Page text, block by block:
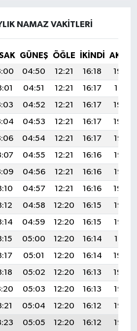
NAMAZ VAKITLERI
GÜNEŞ ÖĞLE İKINDI
04:50 12:21 16:18
19:42
04:51 12:21 16:17
19:41
04:52 12:21 16:17
19:40
04:53 12:21 16:17
19:39
04:54 12:21 16:17
19:38
04:55 12:21 16:16
19:37
04:56 12:21 16:16
19:36
04:57 12:21 16:16
19:34
04:58 12:20 16:15
19:33
04:59 12:20 16:15
19:32
05:00 12:20 16:14
19:31
05:01 12:20 16:14
19:30
05:02 12:20 16:13
19:29
05:03 12:20 16:13
19:27
05:04 12:20 16:12
19:26
05:05 12:20 16:12
19:25